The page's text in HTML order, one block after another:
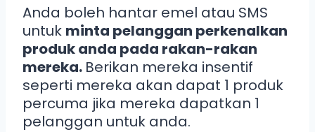
Anda boleh hantar emel atau SMS
untuk minta pelanggan perkenalkan
produk anda pada rakan-rakan
mereka. Berikan mereka insentif
seperti mereka akan dapat 1 produk
percuma jika mereka dapatkan 1
pelanggan untuk anda.